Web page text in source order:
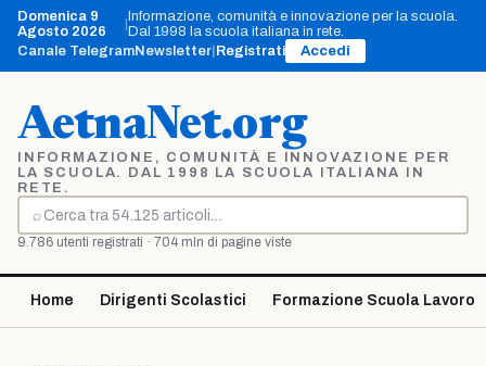
Vai
contenuto
Domenica 9
Agosto 2026
|Informazione, comunità e innovazione per la scuola.
Dal 1998 la scuola italiana in rete.
Canale TelegramNewsletter Registrati Accedi
AetnaNet.org
INFORMAZIONE, COMUNITÀ E INNOVAZIONE PER
LA SCUOLA. DAL 1998 LA SCUOLA ITALIANA IN
RETE.
⌕
Cerca
9.786 utenti registrati · 704 mln di pagine viste
Home Dirigenti Scolastici Formazione Scuola Lavoro